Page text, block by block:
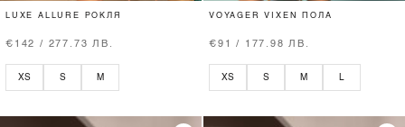
LUXE ALLURE РОКЛЯ
€142 / 277.73 ЛВ.
XS S M
VOYAGER VIXEN ПОЛА
€91 / 177.98 ЛВ.
XS S M L